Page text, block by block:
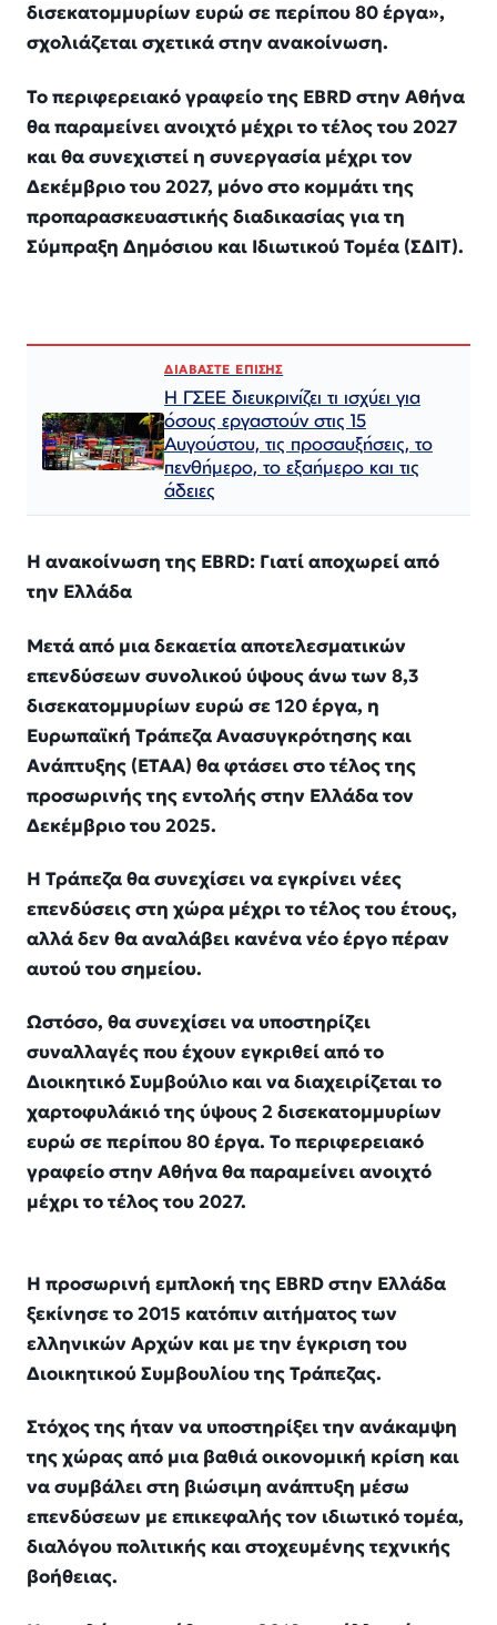
δισεκατομμυρίων ευρώ σε περίπου 80 έργα»,
σχολιάζεται σχετικά στην ανακοίνωση.
Το περιφερειακό γραφείο της EBRD στην Αθήνα
θα παραμείνει ανοιχτό μέχρι το τέλος του 2027
και θα συνεχιστεί η συνεργασία μέχρι τον
Δεκέμβριο του 2027, μόνο στο κομμάτι της
προπαρασκευαστικής διαδικασίας για τη
Σύμπραξη Δημόσιου και Ιδιωτικού Τομέα (ΣΔΙΤ).
ΔΙΑΒΑΣΤΕ ΕΠΙΣΗΣ
Η ΓΣΕΕ διευκρινίζει τι ισχύει για
όσους εργαστούν στις 15
Αυγούστου, τις προσαυξήσεις, το
πενθήμερο, το εξαήμερο και τις
άδειες
Η ανακοίνωση της EBRD: Γιατί αποχωρεί από
την Ελλάδα
Μετά από μια δεκαετία αποτελεσματικών
επενδύσεων συνολικού ύψους άνω των 8,3
δισεκατομμυρίων ευρώ σε 120 έργα, η
Ευρωπαϊκή Τράπεζα Ανασυγκρότησης και
Ανάπτυξης (ΕΤΑΑ) θα φτάσει στο τέλος της
προσωρινής της εντολής στην Ελλάδα τον
Δεκέμβριο του 2025.
Η Τράπεζα θα συνεχίσει να εγκρίνει νέες
επενδύσεις στη χώρα μέχρι το τέλος του έτους,
αλλά δεν θα αναλάβει κανένα νέο έργο πέραν
αυτού του σημείου.
Ωστόσο, θα συνεχίσει να υποστηρίζει
συναλλαγές που έχουν εγκριθεί από το
Διοικητικό Συμβούλιο και να διαχειρίζεται το
χαρτοφυλάκιό της ύψους 2 δισεκατομμυρίων
ευρώ σε περίπου 80 έργα. Το περιφερειακό
γραφείο στην Αθήνα θα παραμείνει ανοιχτό
μέχρι το τέλος του 2027.
Η προσωρινή εμπλοκή της EBRD στην Ελλάδα
ξεκίνησε το 2015 κατόπιν αιτήματος των
ελληνικών Αρχών και με την έγκριση του
Διοικητικού Συμβουλίου της Τράπεζας.
Στόχος της ήταν να υποστηρίξει την ανάκαμψη
της χώρας από μια βαθιά οικονομική κρίση και
να συμβάλει στη βιώσιμη ανάπτυξη μέσω
επενδύσεων με επικεφαλής τον ιδιωτικό τομέα,
διαλόγου πολιτικής και στοχευμένης τεχνικής
βοήθειας.